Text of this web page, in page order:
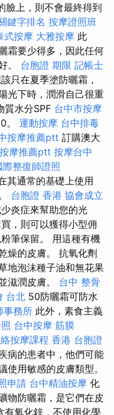
臉上，則不會最終得到
鍵字排名 按摩證照班
式按摩 大雅按摩 此
霜要少得多，因此任何
。 台胞證 期限 記帳士
只在夏季塗防曬霜，
光下時，潤滑自己很重
水分SPF 台中市按摩
。 運動按摩 台中排毒
按摩推薦ptt 訂購澳大
摩推薦ptt 按摩台中
際整復師證照
其通常的基礎上使用
台胞證 香港 協會成立
炎症來幫助您的光
，則可以獲得小型佣
筆保留。 用這種有機
燥的皮膚。 抗氧化劑
地泡沫種子油和無花果
滋潤皮膚。 台中 整骨
台北 50防曬霜可防水
事務所 此外，素食主義
台中按摩 筋膜
按摩課程 香港 台胞證
病的患者中，他們可能
用敏感的皮膚類型。
申請 台中精油按摩 化
物防曬霜，是它們在皮
有氧化鋅，不使用化學